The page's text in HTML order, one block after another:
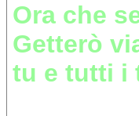
Ora che
Getterò
tu e tutti i